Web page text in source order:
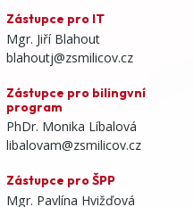
Zástupce pro IT
Mgr. Jiří Blahout
blahoutj@zsmilicov.cz
Zástupce pro bilingvní
program
PhDr. Monika Líbalová
libalovam@zsmilicov.cz
Zástupce pro ŠPP
Mgr. Pavlína Hvižďová